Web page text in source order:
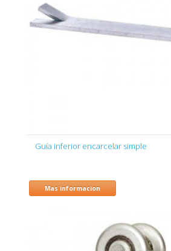
Guía inferior encarcelar simple
Mas informacion